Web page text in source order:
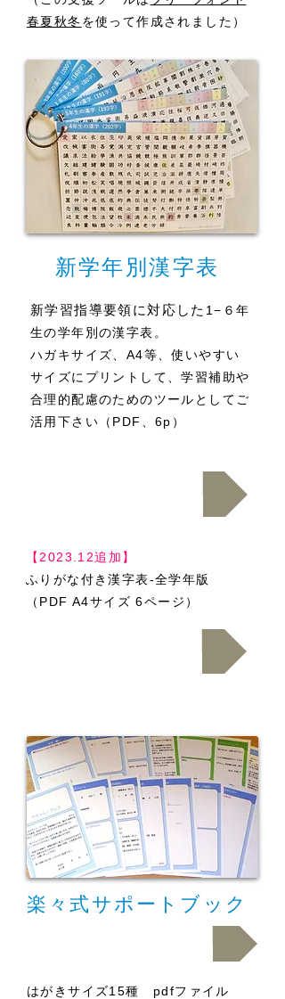
春夏秋冬 を使って作成されました）
新学年別漢字表
新学習指導要領に対応した 1−６年
生の学年別の漢字表。
ハガキサイズ、A4等、使いやすい
サイズにプリントして、学習補助や
合理的配慮のためのツールとしてご
活用下さい（PDF、6p）
【2023.12追加】
ふりがな付き漢字表-全学年版
（PDF A4サイズ 6ページ）
楽々式サポートブック
はがきサイズ15種 pdfファイル